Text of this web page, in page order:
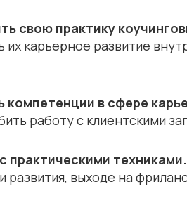
свою практику
карьерное развитие
в сфере
работу с клиентскими
практическими техниками.
выходе на